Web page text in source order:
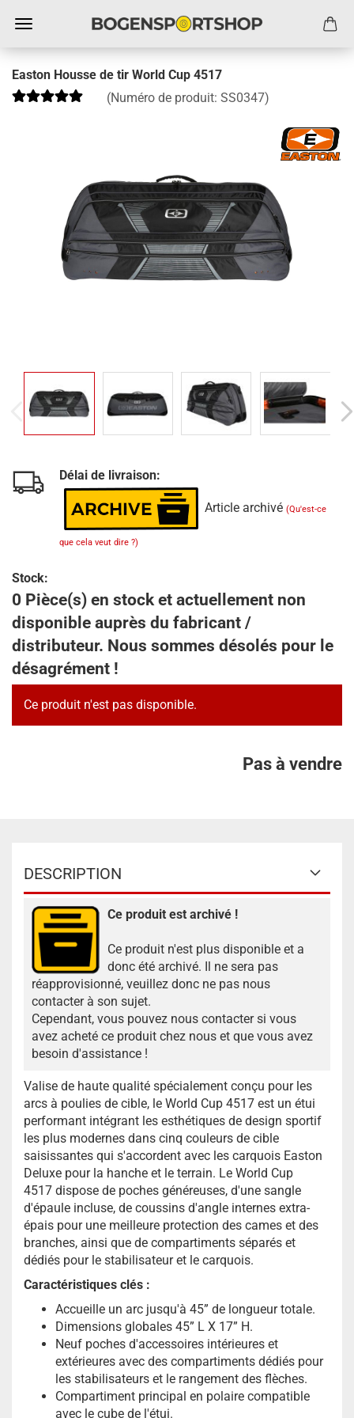
Easton Housse de tir World Cup 4517
(Numéro de produit: SS0347)
Délai de livraison:
Article archivé (Qu'est-ce
que cela veut dire ?)
Stock:
0 Pièce(s) en stock et actuellement non
disponible auprès du fabricant /
distributeur. Nous sommes désolés pour le
désagrément !
Ce produit n'est pas disponible.
Pas à vendre
DESCRIPTION
Ce produit est archivé !
Ce produit n'est plus disponible et a
donc été archivé. Il ne sera pas
réapprovisionné, veuillez donc ne pas nous
contacter à son sujet.
Cependant, vous pouvez nous contacter si vous
avez acheté ce produit chez nous et que vous avez
besoin d'assistance !
Valise de haute qualité spécialement conçu pour les
arcs à poulies de cible, le World Cup 4517 est un étui
performant intégrant les esthétiques de design sportif
les plus modernes dans cinq couleurs de cible
saisissantes qui s'accordent avec les carquois Easton
Deluxe pour la hanche et le terrain. Le World Cup
4517 dispose de poches généreuses, d'une sangle
d'épaule incluse, de coussins d'angle internes extra-
épais pour une meilleure protection des cames et des
branches, ainsi que de compartiments séparés et
dédiés pour le stabilisateur et le carquois.
Caractéristiques clés :
Accueille un arc jusqu'à 45” de longueur totale.
Dimensions globales 45” L X 17” H.
Neuf poches d'accessoires intérieures et
extérieures avec des compartiments dédiés pour
les stabilisateurs et le rangement des flèches.
Compartiment principal en polaire compatible
avec le cube de l'étui.